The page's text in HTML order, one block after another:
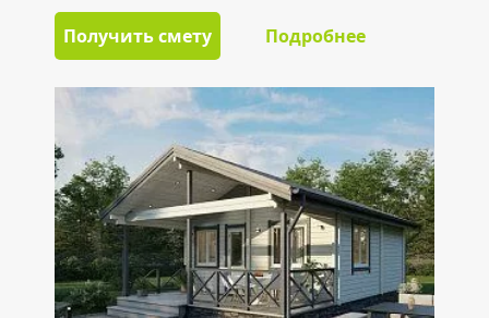
Получить смету Подробнее